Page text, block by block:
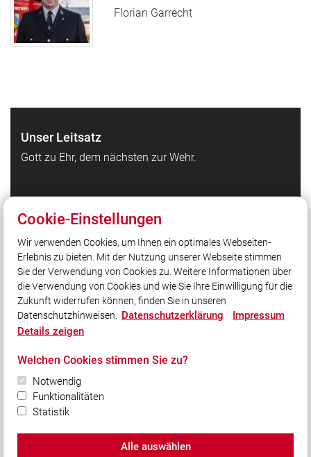
Florian Garrecht
Unser Leitsatz
Gott zu Ehr, dem nächsten zur Wehr.
Feuerwehr Waldbrunn auf Facebook
Feuerwehr Waldbrunn auf Instagram
Kreisfeuerwehrverband Würzburg
Homepage Gemeinde Waldbrunn
Social Media
Bleiben Sie mit uns in Kontakt und vernetzen Sie sich
mit uns!
© 2026 Freiwillige Feuerwehr Waldbrunn e.V.
Cookie-Einstellungen
Wir verwenden Cookies, um Ihnen ein optimales Webseiten-
Erlebnis zu bieten. Mit der Nutzung unserer Webseite stimmen
Sie der Verwendung von Cookies zu. Weitere Informationen über
die Verwendung von Cookies und wie Sie Ihre Einwilligung für die
Zukunft widerrufen können, finden Sie in unseren
Datenschutzhinweisen. Datenschutzerklärung
Impressum
Details zeigen
Welchen Cookies stimmen Sie zu?
Notwendig
Funktionalitäten
Statistik
Alle auswählen